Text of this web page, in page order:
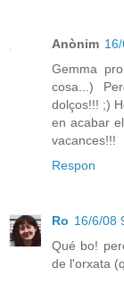
Anònim
Gemma
cosa...)
dolços!!! ;)
en acabar
vacances!!!
Respon
Ro 16/6/08
Qué bo!
de l'orxata